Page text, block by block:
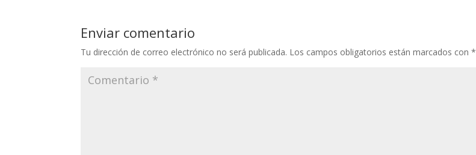
Enviar comentario
Tu dirección de correo electrónico no será publicada. Los campos obligatorios están marcados con*